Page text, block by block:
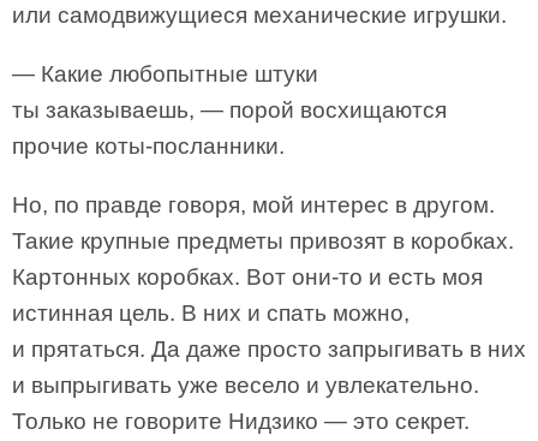
или самодвижущиеся механические игрушки.
— Какие любопытные штуки
ты заказываешь, — порой восхищаются
прочие коты-посланники.
Но, по правде говоря, мой интерес в другом.
Такие крупные предметы привозят в коробках.
Картонных коробках. Вот они-то и есть моя
истинная цель. В них и спать можно,
и прятаться. Да даже просто запрыгивать в них
и выпрыгивать уже весело и увлекательно.
Только не говорите Нидзико — это секрет.